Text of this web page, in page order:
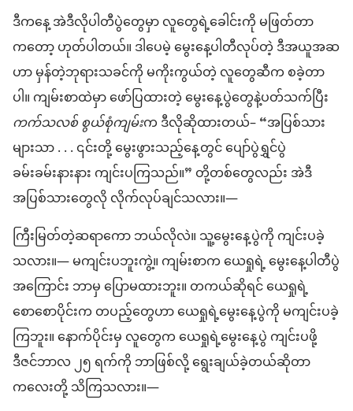
ဒီကနေ့ အဲဒီလိုပါတီပွဲတွေမှာ လူတွေရဲ့ခေါင်းကို မဖြတ်တာ
ကတော့ ဟုတ်ပါတယ်။ ဒါပေမဲ့ မွေးနေ့ပါတီလုပ်တဲ့ ဒီအယူအဆ
ဟာ မှန်တဲ့ဘုရားသခင်ကို မကိုးကွယ်တဲ့ လူတွေဆီက စခဲ့တာ
ပါ။ ကျမ်းစာထဲမှာ ဖော်ပြထားတဲ့ မွေးနေ့ပွဲတွေနဲ့ပတ်သက်ပြီး
ကက်သလစ် စွယ်စုံကျမ်းက ဒီလိုဆိုထားတယ်– “အပြစ်သား
များသာ . . . ၎င်းတို့ မွေးဖွားသည့်နေ့တွင် ပျော်ပွဲရွှင်ပွဲ
ခမ်းခမ်းနားနား ကျင်းပကြသည်။” တို့တစ်တွေလည်း အဲဒီ
အပြစ်သားတွေလို လိုက်လုပ်ချင်သလား။—
ကြီးမြတ်တဲ့ဆရာကော ဘယ်လိုလဲ။ သူ့မွေးနေ့ပွဲကို ကျင်းပခဲ့
သလား။— မကျင်းပဘူးကွဲ့။ ကျမ်းစာက ယေရှုရဲ့ မွေးနေ့ပါတီပွဲ
အကြောင်း ဘာမှ ပြောမထားဘူး။ တကယ်ဆိုရင် ယေရှုရဲ့
စောစောပိုင်းက တပည့်တွေဟာ ယေရှုရဲ့မွေးနေ့ပွဲကို မကျင်းပခဲ့
ကြဘူး။ နောက်ပိုင်းမှ လူတွေက ယေရှုရဲ့မွေးနေ့ပွဲ ကျင်းပဖို့
ဒီဇင်ဘာလ ၂၅ ရက်ကို ဘာဖြစ်လို့ ရွေးချယ်ခဲ့တယ်ဆိုတာ
ကလေးတို့ သိကြသလား။—